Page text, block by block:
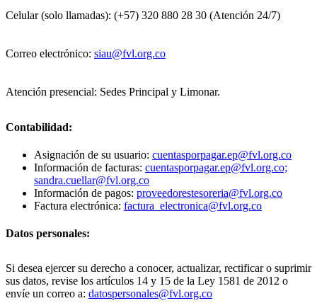
Celular (solo llamadas): (+57) 320 880 28 30 (Atención 24/7)
Correo electrónico: siau@fvl.org.co
Atención presencial: Sedes Principal y Limonar.
Contabilidad:
Asignación de su usuario: cuentasporpagar.ep@fvl.org.co
Información de facturas: cuentasporpagar.ep@fvl.org.co;
sandra.cuellar@fvl.org.co
Información de pagos: proveedorestesoreria@fvl.org.co
Factura electrónica: factura_electronica@fvl.org.co
Datos personales:
Si desea ejercer su derecho a conocer, actualizar, rectificar o suprimir
sus datos, revise los artículos 14 y 15 de la Ley 1581 de 2012 o
envíe un correo a: datospersonales@fvl.org.co